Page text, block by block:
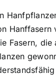
Hanffasern
Fasern,